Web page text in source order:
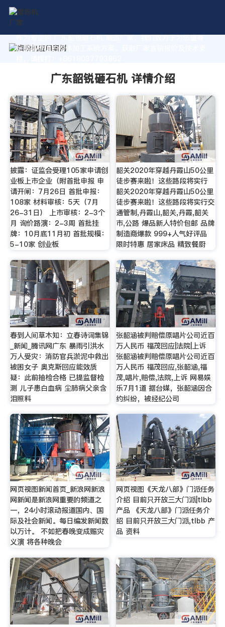
作为专业的 广东韶锐砸石机 制造厂家，我们致力于为您量身
定制高价值的粉体加工系统方案。获取厂家直销报价及技术支
广东韶锐砸石机 详情介绍
披露：证监会受理105家申请创
业板上市企业（附首批申报 申
请开闸：7月26日 首批申报：
108家 材料审核：5天（7月
26-31日） 上市审核：2-3个
月 询价路演：2-3周 首批挂
牌：10月底11月初 首批规模：
5-10家 创业板
韶关2020年穿越丹霞山50公里
徒步赛来啦！这些路段将实行
韶关2020年穿越丹霞山50公里
徒步赛来啦！这些路段将实行交
通管制,丹霞山,韶关,丹霞,韶关
市,公路 爆品新人特价包邮 品牌
制造商爆款 999+人气好评品
限时特惠 居家床品 精致餐厨
春到人间草木知：立春诗词集锦
_新闻_腾讯网广东 暴雨引洪水
万人受灾：消防官兵淤泥中救出
被困女子 奥克斯回应能效质
疑：此前抽检合格 已提监督检
测 儿子患白血病 尘肺病父亲含
泪照料
张韶涵被判赔偿原唱片公司近百
万人民币 福茂回应|法院|上诉
张韶涵被判赔偿原唱片公司近百
万人民币 福茂回应,张韶涵,福
茂,唱片,赔偿,法院,上诉 网易娱
乐7月1道 据台媒，张韶涵因合
约纠纷，被经纪公司
网页视图新闻首页_新浪网新浪
网新闻是新浪网重要的频道之
一，24小时滚动报道国内、国
际及社会新闻。每日编发新闻数
以万计。 不如把春晚变成赈灾
义演 将各种晚会
网页视图《天龙八部》门派任务
介绍 目前只开放三大门派|tlbb
产品 《天龙八部》门派任务介
绍 目前只开放三大门派,tlbb 产
品 资料